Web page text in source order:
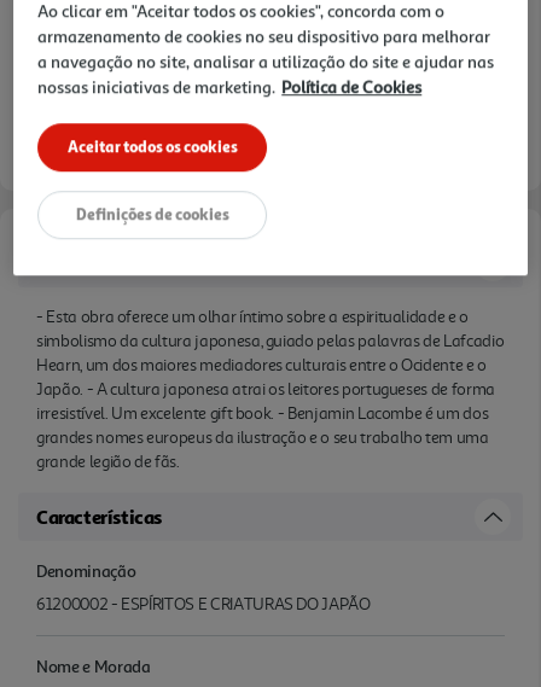
- Esta obra oferece um olhar íntimo sobre a espiritualidade e o
simbolismo da cultura japonesa, guiado pelas palavras de Lafcadio
Hearn, um dos maiores mediadores culturais entre o Ocidente e o
Japão. - A cultura japonesa atrai os leitores portugueses de forma
irresistível. Um excelente gift book. - Benjamin Lacombe é um dos
grandes nomes europeus da ilustração e o seu trabalho tem uma
grande legião de fãs.
Características
Denominação
61200002 - ESPÍRITOS E CRIATURAS DO JAPÃO
Nome e Morada
Ao clicar em "Aceitar todos os cookies", concorda com o
armazenamento de cookies no seu dispositivo para melhorar
a navegação no site, analisar a utilização do site e ajudar nas
nossas iniciativas de marketing. Política de Cookies
Aceitar todos os cookies
Definições de cookies